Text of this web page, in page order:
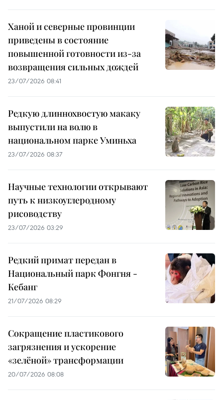
Ханой и северные провинции
приведены в состояние
повышенной готовности из-за
возвращения сильных дождей
23/07/2026 08:41
Редкую длиннохвостую макаку
выпустили на волю в
национальном парке Уминьха
23/07/2026 08:37
Научные технологии открывают
путь к низкоуглеродному
рисоводству
23/07/2026 03:29
Редкий примат передан в
Национальный парк Фонгня -
Кебанг
21/07/2026 08:29
Сокращение пластикового
загрязнения и ускорение
«зелёной» трансформации
20/07/2026 08:08